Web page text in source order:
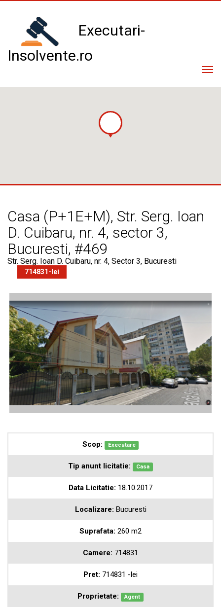
Executari-
Insolvente.ro
Buletin Insolventa
Contact
Casa (P+1E+M), Str. Serg. Ioan
D. Cuibaru, nr. 4, sector 3,
Bucuresti, #469
Str. Serg. Ioan D. Cuibaru, nr. 4, Sector 3, Bucuresti
714831-lei
Scop: Executare
Tip anunt licitatie: Casa
Data Licitatie: 18.10.2017
Localizare: Bucuresti
Suprafata: 260 m2
Camere: 714831
Pret: 714831 -lei
Proprietate: Agent